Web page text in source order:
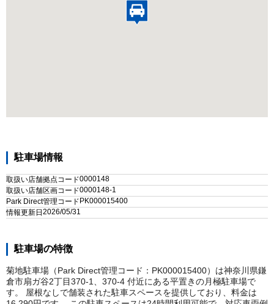
駐車場情報
取扱い店舗拠点コード0000148
取扱い店舗区画コード0000148-1
Park Direct管理コード PK000015400
情報更新日 2026/05/31
駐車場の特徴
菊地駐車場（Park Direct管理コード：PK000015400）は神奈川県鎌
倉市扇ガ谷2丁目370-1、370-4 付近にある平置きの月極駐車場で
す。 屋根なしで舗装された駐車スペースを提供しており、料金は